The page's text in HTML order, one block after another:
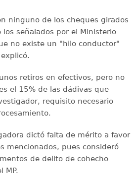
ninguno de los cheques girados
señalados por el Ministerio
no existe un "hilo conductor"
retiros en efectivos, pero no
el 15% de las dádivas que
requisito necesario
dictó falta de mérito a favor
mencionados, pues consideró
de delito de cohecho
MP.